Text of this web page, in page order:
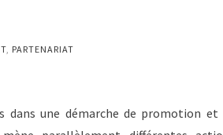
PARTENARIAT
dans une démarche de promotion et